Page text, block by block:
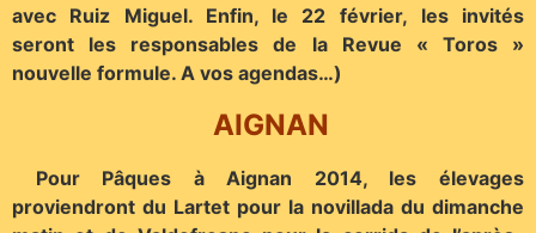
avec Ruiz Miguel. Enfin, le 22 février, les invités
seront les responsables de la Revue « Toros »
nouvelle formule. A vos agendas…)
AIGNAN
Pour Pâques à Aignan 2014, les élevages
proviendront du Lartet pour la novillada du dimanche